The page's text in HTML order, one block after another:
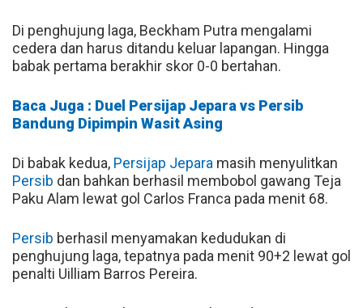
Di penghujung laga, Beckham Putra mengalami
cedera dan harus ditandu keluar lapangan. Hingga
babak pertama berakhir skor 0-0 bertahan.
Baca Juga : Duel Persijap Jepara vs Persib
Bandung Dipimpin Wasit Asing
Di babak kedua, Persijap Jepara masih menyulitkan
Persib dan bahkan berhasil membobol gawang Teja
Paku Alam lewat gol Carlos Franca pada menit 68.
Persib berhasil menyamakan kedudukan di
penghujung laga, tepatnya pada menit 90+2 lewat gol
penalti Uilliam Barros Pereira.